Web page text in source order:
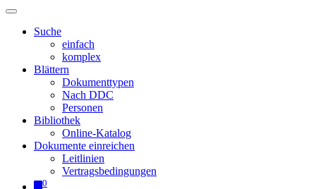
Suche
einfach
komplex
Blättern
Dokumenttypen
Nach DDC
Personen
Bibliothek
Online-Katalog
Dokumente einreichen
Leitlinien
Vertragsbedingungen
0